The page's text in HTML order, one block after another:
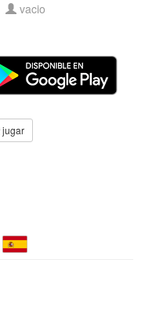
vacio
jugar